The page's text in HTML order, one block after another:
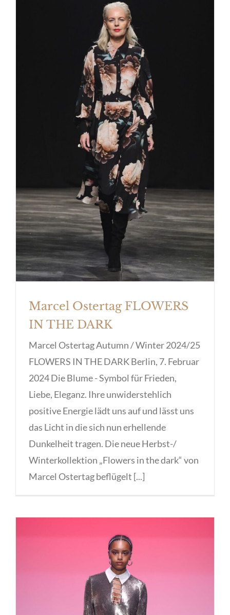
Marcel Ostertag FLOWERS IN
THE DARK
Marcel Ostertag FLOWERS
IN THE DARK
Marcel Ostertag Autumn / Winter 2024/25
FLOWERS IN THE DARK Berlin, 7. Februar
2024 Die Blume - Symbol für Frieden,
Liebe, Eleganz. Ihre unwiderstehlich
positive Energie lädt uns auf und lässt uns
das Licht in die sich nun erhellende
Dunkelheit tragen. Die neue Herbst-/
Winterkollektion „Flowers in the dark“ von
Marcel Ostertag beflügelt [...]